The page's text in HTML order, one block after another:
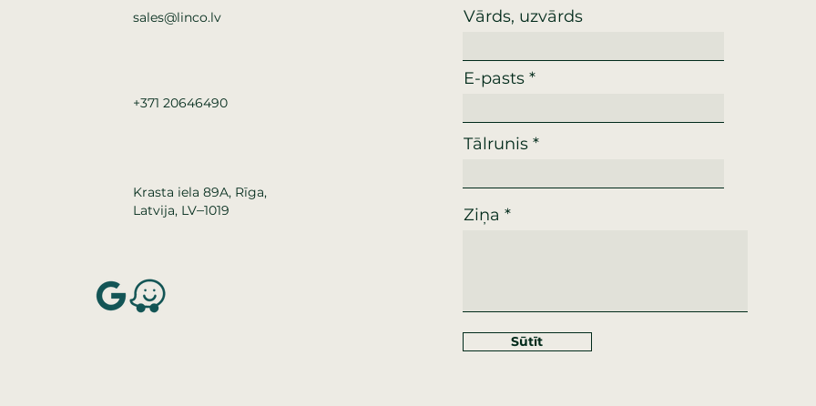
sales@linco.lv
+371 20646490
Krasta iela 89A, Rīga,
Latvija, LV–1019
Vārds, uzvārds
E-pasts
Tālrunis
Ziņa
Sūtīt